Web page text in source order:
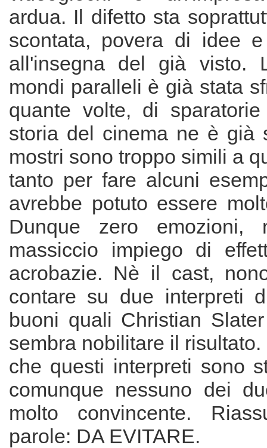
ardua. Il difetto sta
scontata, povera di idee
all'insegna del già visto.
mondi paralleli è già stata
quante volte, di
storia del cinema ne è già
mostri sono troppo simili a
tanto per fare alcuni
avrebbe potuto essere
Dunque zero emozioni,
massiccio impiego di
acrobazie. Nè il cast,
contare su due interpreti
buoni quali Christian
sembra nobilitare il
che questi interpreti sono
comunque nessuno dei
molto convincente.
parole: DA EVITARE.